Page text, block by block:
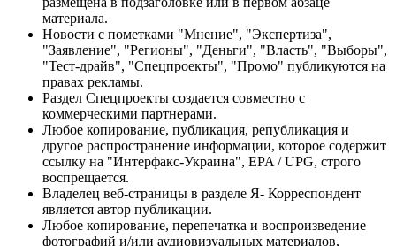
материала.
Новости с пометками "Мнение", "Экспертиза",
"Заявление", "Регионы", "Деньги", "Власть", "Выборы",
"Тест-драйв", "Спецпроекты", "Промо" публикуются на
правах рекламы.
Раздел Спецпроекты создается совместно с
коммерческими партнерами.
Любое копирование, публикация, републикация и
другое распространение информации, которое содержит
ссылку на "Интерфакс-Украина", EPA / UPG, строго
воспрещается.
Владелец веб-страницы в разделе Я- Корреспондент
является автор публикации.
Любое копирование, перепечатка и воспроизведение
фотографий и/или аудиовизуальных материалов,